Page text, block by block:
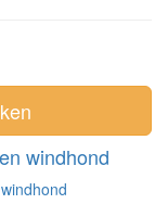
windhond